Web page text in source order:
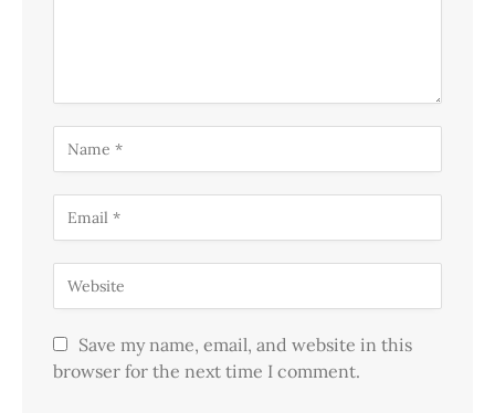
Save my name, email, and website in this
browser for the next time I comment.